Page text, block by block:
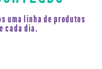
uma linha de produtos
cada dia.